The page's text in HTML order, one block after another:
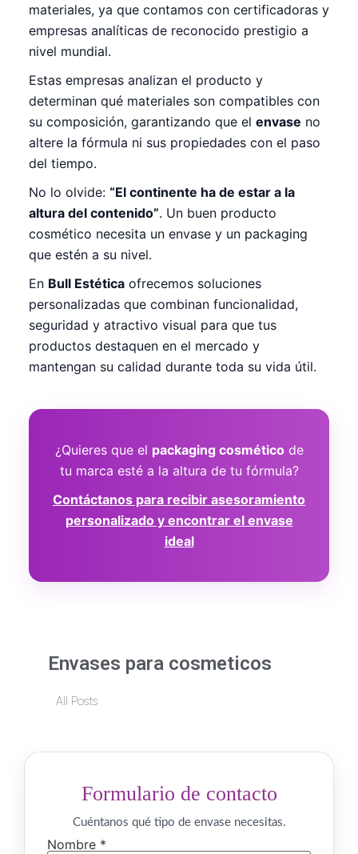
materiales, ya que contamos con certificadoras y
empresas analíticas de reconocido prestigio a
nivel mundial.
Estas empresas analizan el producto y
determinan qué materiales son compatibles con
su composición, garantizando que el envase no
altere la fórmula ni sus propiedades con el paso
del tiempo.
No lo olvide: “El continente ha de estar a la
altura del contenido”. Un buen producto
cosmético necesita un envase y un packaging
que estén a su nivel.
En Bull Estética ofrecemos soluciones
personalizadas que combinan funcionalidad,
seguridad y atractivo visual para que tus
productos destaquen en el mercado y
mantengan su calidad durante toda su vida útil.
¿Quieres que el packaging cosméticode
tu marca esté a la altura de tu fórmula?
Contáctanos para recibir asesoramiento
personalizado y encontrar el envase
ideal
Envases para cosmeticos
All Posts
Formulario de contacto
Cuéntanos qué tipo de envase necesitas.
Nombre *